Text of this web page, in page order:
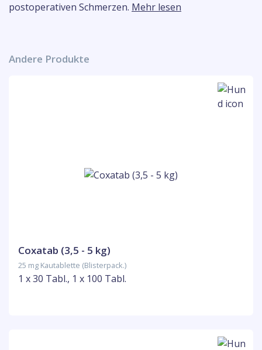
postoperativen Schmerzen. Mehr lesen
Andere Produkte
Coxatab (3,5 - 5 kg)
25 mg Kautablette (Blisterpack.)
1 x 30 Tabl., 1 x 100 Tabl.